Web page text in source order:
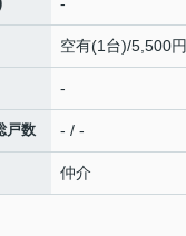
空有(1台)/5,500円
-
戸数 - / -
仲介